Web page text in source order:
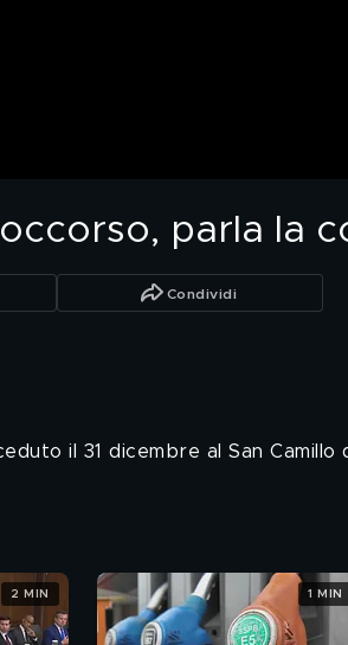
parla la
Condividi
il 31 dicembre al San Camillo
2 MIN 1 MIN